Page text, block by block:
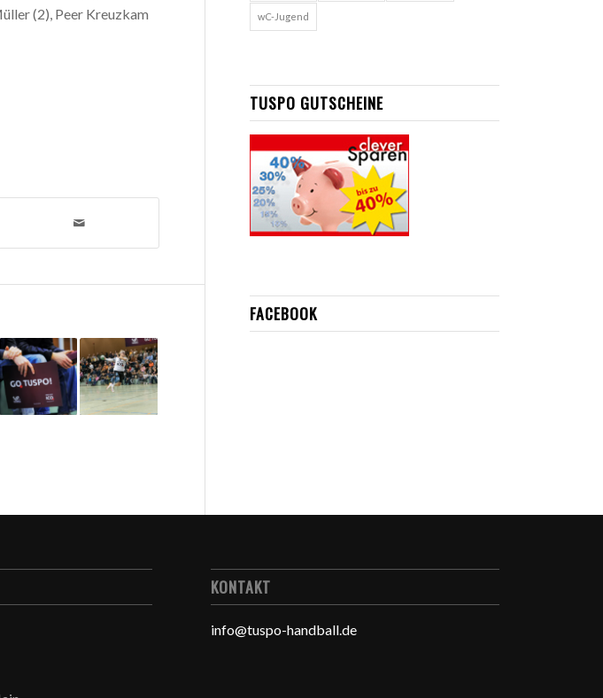
(2), Peer Kreuzkam
wC-Jugend
TUSPO GUTSCHEINE
FACEBOOK
KONTAKT
info@tuspo-handball.de